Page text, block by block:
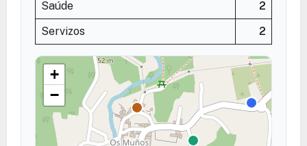
Saúde
2
Servizos
2
+
−